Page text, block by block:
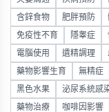
含鋅食物 肥胖預防
免疫性不育 隱睾症
電腦使用 遺精調理
藥物影響生育 無精症
黑色水果 泌尿系統感
藥物治療 咖啡因影響